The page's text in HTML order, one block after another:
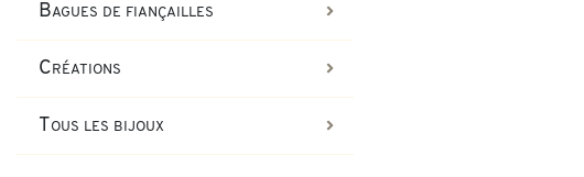
Bagues de fiançailles
Créations
Tous les bijoux